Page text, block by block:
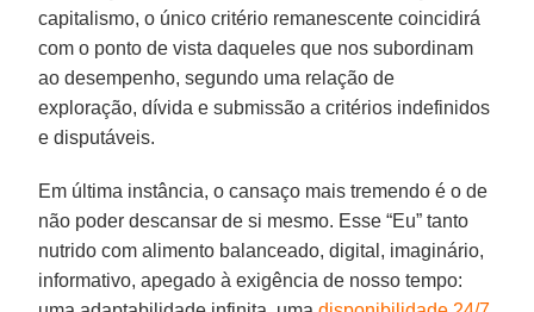
capitalismo, o único critério remanescente coincidirá
com o ponto de vista daqueles que nos subordinam
ao desempenho, segundo uma relação de
exploração, dívida e submissão a critérios indefinidos
e disputáveis.
Em última instância, o cansaço mais tremendo é o de
não poder descansar de si mesmo. Esse “Eu” tanto
nutrido com alimento balanceado, digital, imaginário,
informativo, apegado à exigência de nosso tempo: